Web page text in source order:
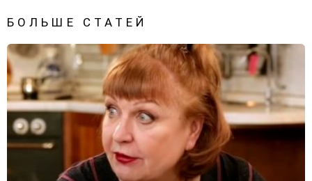
БОЛЬШЕ СТАТЕЙ